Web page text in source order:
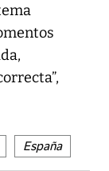
España